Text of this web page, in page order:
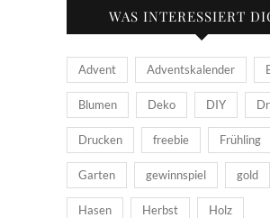
WAS INTERESSIERT
Advent Adventskalender
Blumen Deko DIY
Drucken freebie Frühling
Garten gewinnspiel gold
Hasen Herbst Holz